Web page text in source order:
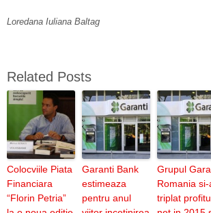
Loredana Iuliana Baltag
Related Posts
Colocviile Piata
Financiara
“Florin Petria”
Garanti Bank
estimeaza
pentru anul
Grupul
Romania si-
triplat